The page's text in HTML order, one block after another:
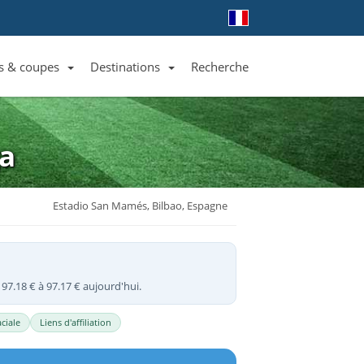
Liste des clubs et équipes
& coupes
Liste des ligues et coupes
Destinations
Toutes les destinations
Recherche
Estadio San Mamés, Bilbao, Espagne
€ à 97.17 € aujourd'hui.
Liens d'affiliation